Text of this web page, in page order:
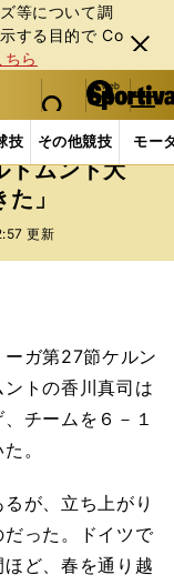
等について調
する⽬的で Co
ら
閉じ
る
web Sportiva (webスポルティーバ)
検索
マイペ
ー
ジ
メニュ
技 その他競技 モー
海外サッカー
トムント大
」
更新
ガ第27節ケルン
トの香川真司は
、チームを６－１
。
が、立ち上がり
だった。ドイツで
ど、春を通り越